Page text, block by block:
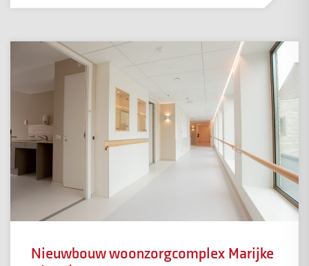
Nieuwbouw woonzorgcomplex Marijke